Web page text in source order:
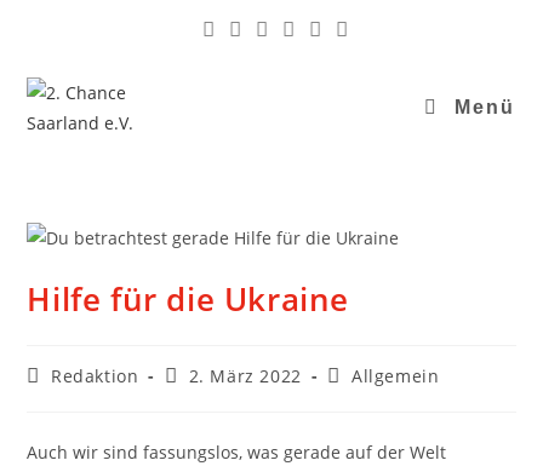
Menü
Hilfe für die Ukraine
Redaktion 2. März 2022 Allgemein
Auch wir sind fassungslos, was gerade auf der Welt